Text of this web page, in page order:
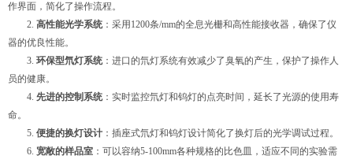
作界面，简化了操作流程。
2. 高性能光学系统 ：采用1200条/mm的全息光栅和高性能接收器，确保了仪
器的优良性能。
3. 环保型氘灯系统 ：进口的氘灯系统有效减少了臭氧的产生，保护了操作人
员的健康。
4. 先进的控制系统 ：实时监控氘灯和钨灯的点亮时间，延长了光源的使用寿
命。
5. 便捷的换灯设计 ：插座式氘灯和钨灯设计简化了换灯后的光学调试过程。
6. 宽敞的样品室 ：可以容纳5-100mm各种规格的比色皿，适应不同的实验需